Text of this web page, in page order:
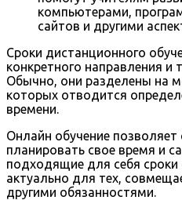
компьютерами,
сайтов и другими
Сроки дистанционного
конкретного направления
Обычно, они разделены на
которых отводится
времени.
Онлайн обучение позволяет
планировать свое время и
подходящие для себя сроки
актуально для тех,
другими обязанностями.